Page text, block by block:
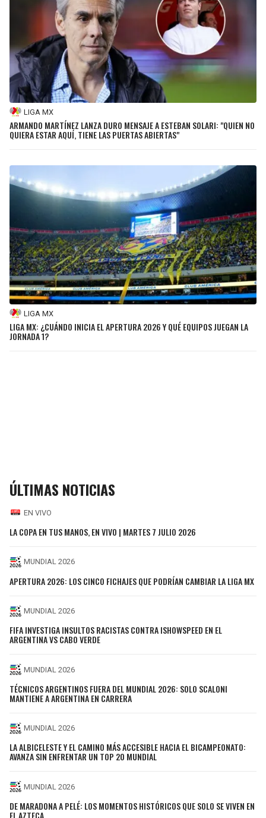
LIGA MX
ARMANDO MARTÍNEZ LANZA DURO MENSAJE A ESTEBAN SOLARI: "QUIEN NO
QUIERA ESTAR AQUÍ, TIENE LAS PUERTAS ABIERTAS"
LIGA MX
LIGA MX: ¿CUÁNDO INICIA EL APERTURA 2026 Y QUÉ EQUIPOS JUEGAN LA
JORNADA 1?
ÚLTIMAS NOTICIAS
EN VIVO
LA COPA EN TUS MANOS, EN VIVO | MARTES 7 JULIO 2026
MUNDIAL 2026
APERTURA 2026: LOS CINCO FICHAJES QUE PODRÍAN CAMBIAR LA LIGA MX
MUNDIAL 2026
FIFA INVESTIGA INSULTOS RACISTAS CONTRA ISHOWSPEED EN EL
ARGENTINA VS CABO VERDE
MUNDIAL 2026
TÉCNICOS ARGENTINOS FUERA DEL MUNDIAL 2026: SOLO SCALONI
MANTIENE A ARGENTINA EN CARRERA
MUNDIAL 2026
LA ALBICELESTE Y EL CAMINO MÁS ACCESIBLE HACIA EL BICAMPEONATO:
AVANZA SIN ENFRENTAR UN TOP 20 MUNDIAL
MUNDIAL 2026
DE MARADONA A PELÉ: LOS MOMENTOS HISTÓRICOS QUE SOLO SE VIVEN EN
EL AZTECA